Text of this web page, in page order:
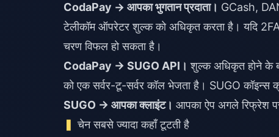
CodaPay → आपका भुगतान प्रदाता। GCash,
टेलीकॉम ऑपरेटर शुल्क को अधिकृत करता है। यदि 2FA
चरण विफल हो सकता है।
CodaPay → SUGO API। शुल्क अधिकृत होने के
को एक सर्वर-टू-सर्वर कॉल भेजता है। SUGO कॉइन्स
SUGO → आपका क्लाइंट। आपका ऐप अगले रिफ्रेश
चेन सबसे ज्यादा कहाँ टूटती है